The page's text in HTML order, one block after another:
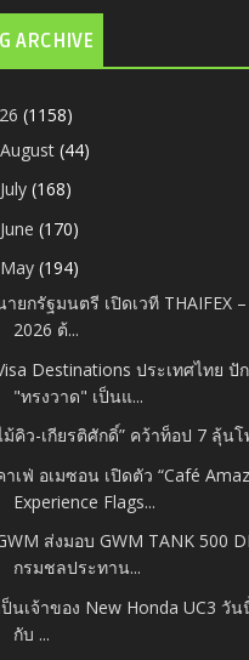
ARCHIVE
(1158)
August(44)
July(168)
June(170)
May(194)
ายกรัฐมนตรี เปิดเวที THAIFEX
2026 ต้...
Destinations ประเทศไทย ปั
"ทรงวาด" เป็นแ...
ม้คิว-เกียรติศักดิ์” คว้าท็อป 7 ลุ้นโ
าเฟ่ อเมซอน เปิดตัว “Café
Experience Flags...
ส่งมอบ GWM TANK 500
กรมชลประทาน...
ป็นเจ้าของ New Honda UC3 วั
กับ ...